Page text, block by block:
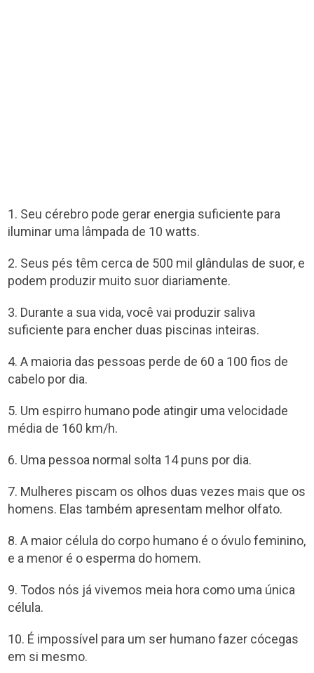
1. Seu cérebro pode gerar energia suficiente para
iluminar uma lâmpada de 10 watts.
2. Seus pés têm cerca de 500 mil glândulas de suor, e
podem produzir muito suor diariamente.
3. Durante a sua vida, você vai produzir saliva
suficiente para encher duas piscinas inteiras.
4. A maioria das pessoas perde de 60 a 100 fios de
cabelo por dia.
5. Um espirro humano pode atingir uma velocidade
média de 160 km/h.
6. Uma pessoa normal solta 14 puns por dia.
7. Mulheres piscam os olhos duas vezes mais que os
homens. Elas também apresentam melhor olfato.
8. A maior célula do corpo humano é o óvulo feminino,
e a menor é o esperma do homem.
9. Todos nós já vivemos meia hora como uma única
célula.
10. É impossível para um ser humano fazer cócegas
em si mesmo.